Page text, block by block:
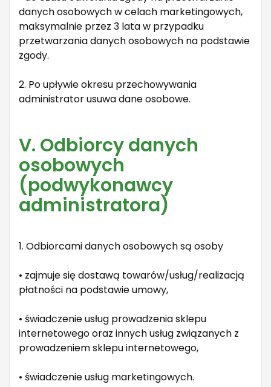
danych osobowych w celach marketingowych,
maksymalnie przez 3 lata w przypadku
przetwarzania danych osobowych na podstawie
zgody.
2. Po upływie okresu przechowywania
administrator usuwa dane osobowe.
V. Odbiorcy danych
osobowych
(podwykonawcy
administratora)
1. Odbiorcami danych osobowych są osoby
• zajmuje się dostawą towarów/usług/realizacją
płatności na podstawie umowy,
• świadczenie usług prowadzenia sklepu
internetowego oraz innych usług związanych z
prowadzeniem sklepu internetowego,
• świadczenie usług marketingowych.